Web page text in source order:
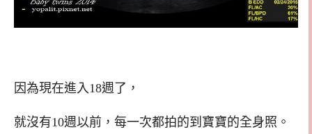
因為現在進入18週了，
就沒有10週以前，每一次都拍的到寶寶的全身照。